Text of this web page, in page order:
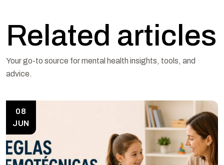
Related articles
Your go-to source for mental health insights, tools, and
advice.
08
JUN